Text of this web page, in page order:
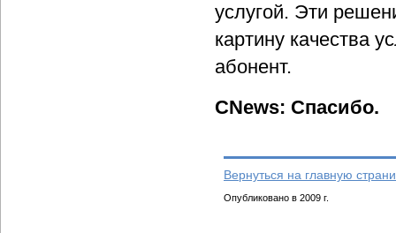
услугой. Эти
картину качества
абонент.
CNews: Спасибо.
Вернуться на главную
Опубликовано в 2009 г.